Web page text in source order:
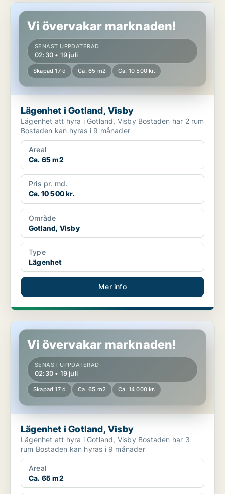
Lägenhet i Gotland, Visby
Vi övervakar marknaden!
SENAST UPPDATERAD
02:30 • 19 juli
Skapad 17 d Ca. 65 m2 Ca. 10 500 kr.
Lägenhet i Gotland, Visby
Lägenhet att hyra i Gotland, Visby Bostaden har 2 rum
Bostaden kan hyras i 9 månader
Areal
Ca. 65 m2
Pris pr. md.
Ca. 10 500 kr.
Område
Gotland, Visby
Type
Lägenhet
Mer info
Lägenhet i Gotland, Visby
Vi övervakar marknaden!
SENAST UPPDATERAD
02:30 • 19 juli
Skapad 17 d Ca. 65 m2 Ca. 14 000 kr.
Lägenhet i Gotland, Visby
Lägenhet att hyra i Gotland, Visby Bostaden har 3
rum Bostaden kan hyras i 9 månader
Areal
Ca. 65 m2